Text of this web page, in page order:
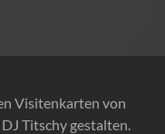
Visitenkarten von
Titschy gestalten.